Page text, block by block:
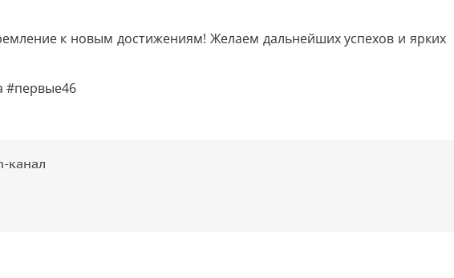
к новым достижениям! Желаем дальнейших успехов и ярких
#первые46
канал